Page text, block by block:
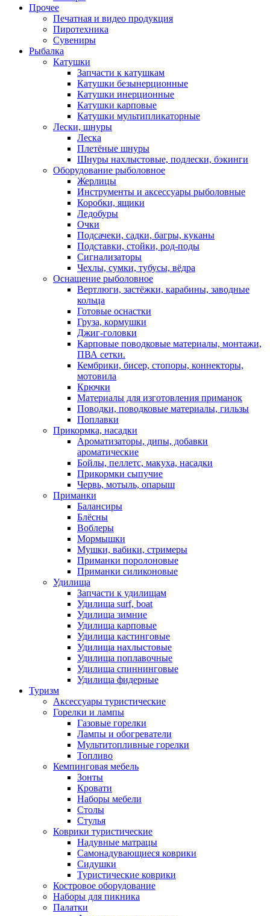
Прочее
Печатная и видео продукция
Пиротехника
Сувениры
Рыбалка
Катушки
Запчасти к катушкам
Катушки безынерционные
Катушки инерционные
Катушки карповые
Катушки мультипликаторные
Лески, шнуры
Леска
Плетёные шнуры
Шнуры нахлыстовые, подлески, бэкинги
Оборудование рыболовное
Жерлицы
Инструменты и аксессуары рыболовные
Коробки, ящики
Ледобуры
Очки
Подсачеки, садки, багры, куканы
Подставки, стойки, род-поды
Сигнализаторы
Чехлы, сумки, тубусы, вёдра
Оснащение рыболовное
Вертлюги, застёжки, карабины, заводные
кольца
Готовые оснастки
Груза, кормушки
Джиг-головки
Карповые поводковые материалы, монтажи,
ПВА сетки.
Кембрики, бисер, стопоры, коннекторы,
мотовила
Крючки
Материалы для изготовления приманок
Поводки, поводковые материалы, гильзы
Поплавки
Прикормка, насадки
Ароматизаторы, дипы, добавки
ароматические
Бойлы, пеллетс, макуха, насадки
Прикормки сыпучие
Червь, мотыль, опарыш
Приманки
Балансиры
Блёсны
Воблеры
Мормышки
Мушки, вабики, стримеры
Приманки поролоновые
Приманки силиконовые
Удилища
Запчасти к удилищам
Удилища surf, boat
Удилища зимние
Удилища карповые
Удилища кастинговые
Удилища нахлыстовые
Удилища поплавочные
Удилища спиннинговые
Удилища фидерные
Туризм
Аксессуары туристические
Горелки и лампы
Газовые горелки
Лампы и обогреватели
Мультитопливные горелки
Топливо
Кемпинговая мебель
Зонты
Кровати
Наборы мебели
Столы
Стулья
Коврики туристические
Надувные матрацы
Самонадувающиеся коврики
Сидушки
Туристические коврики
Костровое оборудование
Наборы для пикника
Палатки